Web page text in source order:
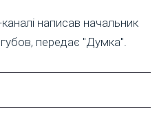
написав начальник
передає "Думка".